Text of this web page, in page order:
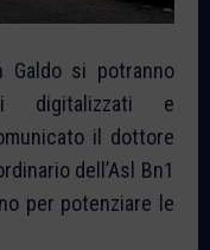
Galdo si potranno
digitalizzati e
il dottore
dell’Asl Bn1
per potenziare le